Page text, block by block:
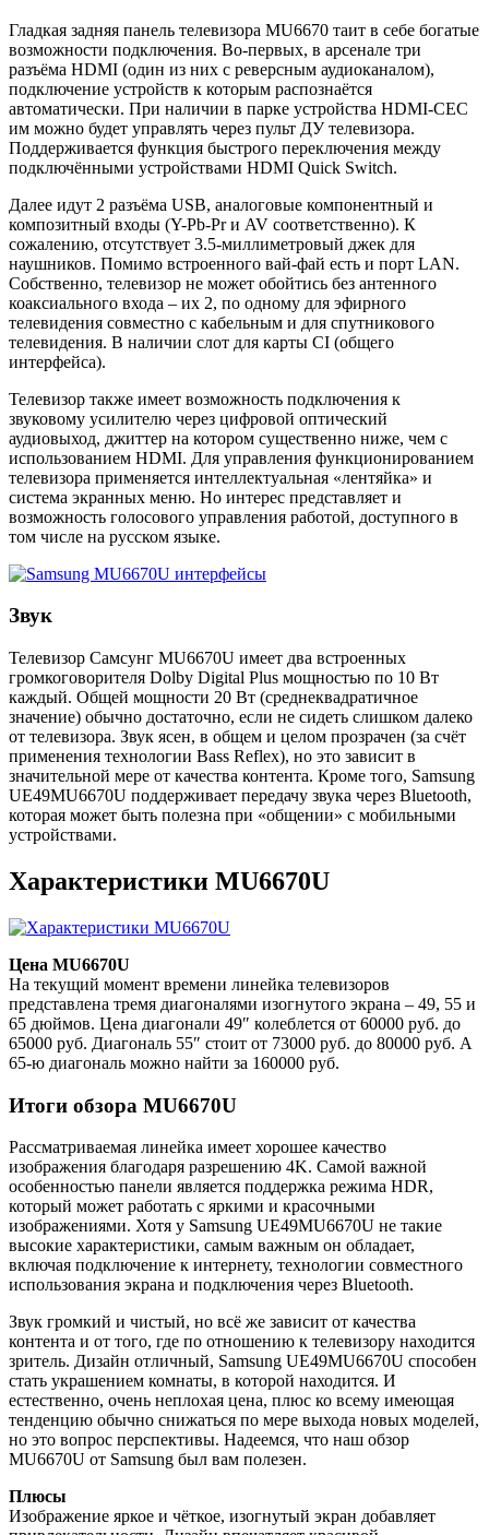
Гладкая задняя панель телевизора MU6670 таит в себе богатые
возможности подключения. Во-первых, в арсенале три
разъёма HDMI (один из них с реверсным аудиоканалом),
подключение устройств к которым распознаётся
автоматически. При наличии в парке устройства HDMI-CEC
им можно будет управлять через пульт ДУ телевизора.
Поддерживается функция быстрого переключения между
подключёнными устройствами HDMI Quick Switch.
Далее идут 2 разъёма USB, аналоговые компонентный и
композитный входы (Y-Pb-Pr и AV соответственно). К
сожалению, отсутствует 3.5-миллиметровый джек для
наушников. Помимо встроенного вай-фай есть и порт LAN.
Собственно, телевизор не может обойтись без антенного
коаксиального входа – их 2, по одному для эфирного
телевидения совместно с кабельным и для спутникового
телевидения. В наличии слот для карты CI (общего
интерфейса).
Телевизор также имеет возможность подключения к
звуковому усилителю через цифровой оптический
аудиовыход, джиттер на котором существенно ниже, чем с
использованием HDMI. Для управления функционированием
телевизора применяется интеллектуальная «лентяйка» и
система экранных меню. Но интерес представляет и
возможность голосового управления работой, доступного в
том числе на русском языке.
Звук
Телевизор Самсунг MU6670U имеет два встроенных
громкоговорителя Dolby Digital Plus мощностью по 10 Вт
каждый. Общей мощности 20 Вт (среднеквадратичное
значение) обычно достаточно, если не сидеть слишком далеко
от телевизора. Звук ясен, в общем и целом прозрачен (за счёт
применения технологии Bass Reflex), но это зависит в
значительной мере от качества контента. Кроме того, Samsung
UE49MU6670U поддерживает передачу звука через Bluetooth,
которая может быть полезна при «общении» с мобильными
устройствами.
Характеристики MU6670U
Цена MU6670U
На текущий момент времени линейка телевизоров
представлена тремя диагоналями изогнутого экрана – 49, 55 и
65 дюймов. Цена диагонали 49″ колеблется от 60000 руб. до
65000 руб. Диагональ 55″ стоит от 73000 руб. до 80000 руб. А
65-ю диагональ можно найти за 160000 руб.
Итоги обзора MU6670U
Рассматриваемая линейка имеет хорошее качество
изображения благодаря разрешению 4K. Самой важной
особенностью панели является поддержка режима HDR,
который может работать с яркими и красочными
изображениями. Хотя у Samsung UE49MU6670U не такие
высокие характеристики, самым важным он обладает,
включая подключение к интернету, технологии совместного
использования экрана и подключения через Bluetooth.
Звук громкий и чистый, но всё же зависит от качества
контента и от того, где по отношению к телевизору находится
зритель. Дизайн отличный, Samsung UE49MU6670U способен
стать украшением комнаты, в которой находится. И
естественно, очень неплохая цена, плюс ко всему имеющая
тенденцию обычно снижаться по мере выхода новых моделей,
но это вопрос перспективы. Надеемся, что наш обзор
MU6670U от Samsung был вам полезен.
Плюсы
Изображение яркое и чёткое, изогнутый экран добавляет